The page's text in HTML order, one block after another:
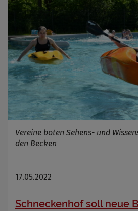
Vereine boten Sehens- und
den Becken
17.05.2022
Schneckenhof soll neue
Zweck
Marketing/Tracking
Cookie Laufzeit
Name
Cookies die bei der
OpenWeatherAPI
Anbieter
Zweck
Cookie Name
Cookie Laufzeit